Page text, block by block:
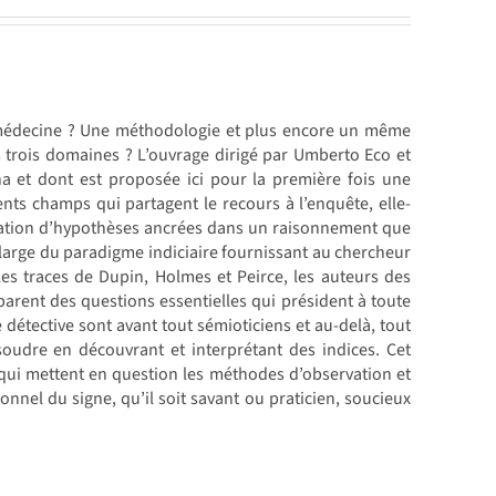
? Une méthodologie et plus encore un même
domaines ? L’ouvrage dirigé par Umberto Eco et
et dont est proposée ici pour la première fois une
champs qui partagent le recours à l’enquête, elle-
d’hypothèses ancrées dans un raisonnement que
du paradigme indiciaire fournissant au chercheur
traces de Dupin, Holmes et Peirce, les auteurs des
des questions essentielles qui président à toute
détective sont avant tout sémioticiens et au-delà, tout
en découvrant et interprétant des indices. Cet
mettent en question les méthodes d’observation et
du signe, qu’il soit savant ou praticien, soucieux